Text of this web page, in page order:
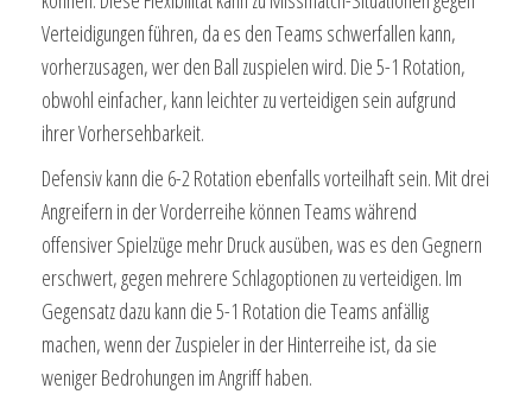
Verteidigungen führen, da es den Teams schwerfallen kann,
vorherzusagen, wer den Ball zuspielen wird. Die 5-1 Rotation,
obwohl einfacher, kann leichter zu verteidigen sein aufgrund
ihrer Vorhersehbarkeit.
Defensiv kann die 6-2 Rotation ebenfalls vorteilhaft sein. Mit drei
Angreifern in der Vorderreihe können Teams während
offensiver Spielzüge mehr Druck ausüben, was es den Gegnern
erschwert, gegen mehrere Schlagoptionen zu verteidigen. Im
Gegensatz dazu kann die 5-1 Rotation die Teams anfällig
machen, wenn der Zuspieler in der Hinterreihe ist, da sie
weniger Bedrohungen im Angriff haben.